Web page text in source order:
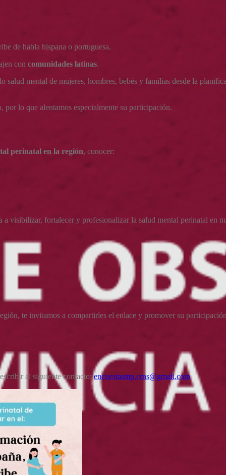
de habla hispana o portuguesa.
con comunidades latinas.
salud mental de mujeres, hombres, bebés y familias desde la
lo que alentamos especialmente su participación.
perinatal en la región, conocer:
visibilizar, fortalecer y profesionalizar la salud mental perinatal en
te invitamos a compartirles el enlace y promover su
al siguiente contacto:encuestasmp.erns@gmail.com